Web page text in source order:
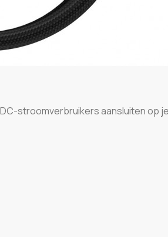
stroomverbruikers aansluiten op je